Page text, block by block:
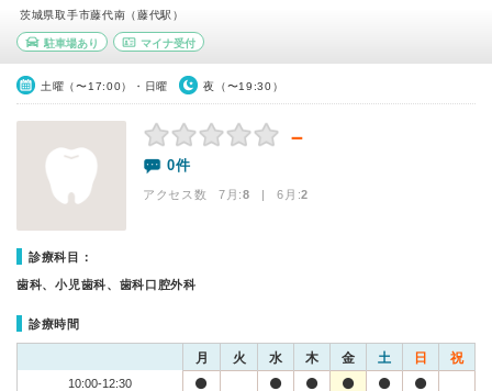
茨城県取手市藤代南（藤代駅）
駐車場あり マイナ受付
土曜（〜17:00）・日曜 夜（〜19:30）
－
0件
アクセス数 7月:8 | 6月:2
診療科目：
歯科、小児歯科、歯科口腔外科
診療時間
月 火 水 木 金 土 日 祝
10:00-12:30